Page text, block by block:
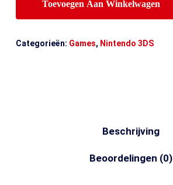
Toevoegen Aan Winkelwagen
Categorieën: Games, Nintendo 3DS
Beschrijving
Beoordelingen (0)